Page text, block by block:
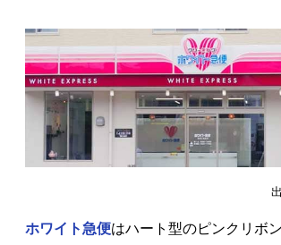
ホワイト急便はハート型のピンクリボ